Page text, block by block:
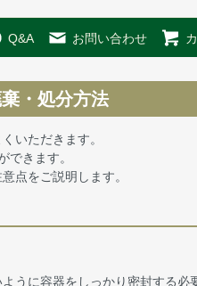
Q&A お問い合わせ
・処分方法
いただきます。
できます。
点をご説明します。
うに容器をしっかり密封する必